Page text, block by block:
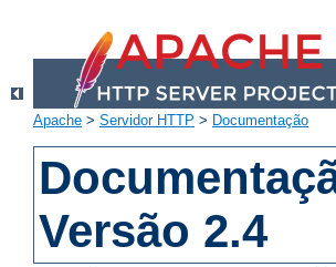
Apache > Servidor HTTP > Documentação
Versão 2.4